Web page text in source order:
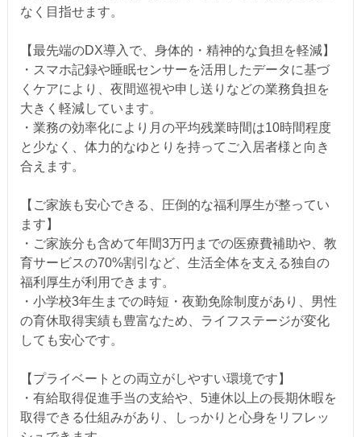
なく目指せます。
【最先端のDX導入で、身体的・精神的な負担を軽減】
・スマホ記録や睡眠センサーを活用したデータに基づ
くケアにより、夜間巡視や申し送りなどの業務負担を
大きく軽減しています。
・業務の効率化により月の平均残業時間は10時間程度
と少なく、体力的なゆとりを持ってご入居者様と向き
合えます。
【ご家族も安心できる、圧倒的な福利厚生が整ってい
ます】
・ご家族分も含めて年間3万円までの医療費補助や、教
育サービスの70%割引など、生活全体を支える独自の
福利厚生が利用できます。
・小学校3年生までの時短・夜勤免除制度があり、男性
の育休取得実績も豊富なため、ライフステージが変化
しても安心です。
【プライベートとの両立がしやすい環境です】
・有給取得促進手当の支給や、5連休以上の長期休暇を
取得できる仕組みがあり、しっかりと心身をリフレッ